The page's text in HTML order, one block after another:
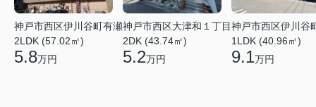
神戸市西区伊川谷町有瀬
2LDK (57.02㎡)
5.8万円
神戸市西区大津和１丁目
2DK (43.74㎡)
5.2万円
神戸市西区伊川谷
1LDK (40.96㎡)
9.1万円